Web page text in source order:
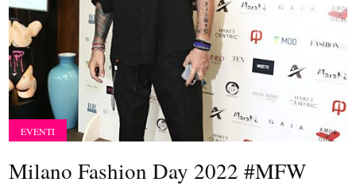
EVENTI
Milano Fashion Day 2022 #MFW